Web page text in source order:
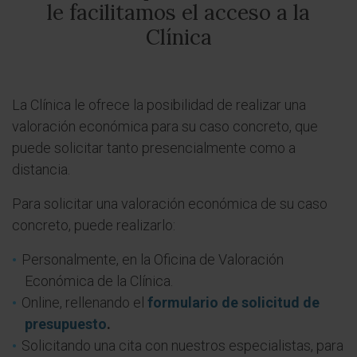
le facilitamos el acceso a la
Clínica
La Clínica le ofrece la posibilidad de realizar una
valoración económica para su caso concreto, que
puede solicitar tanto presencialmente como a
distancia.
Para solicitar una valoración económica de su caso
concreto, puede realizarlo:
Personalmente, en la Oficina de Valoración
Económica de la Clínica.
Online, rellenando el formulario de solicitud de
presupuesto.
Solicitando una cita con nuestros especialistas, para